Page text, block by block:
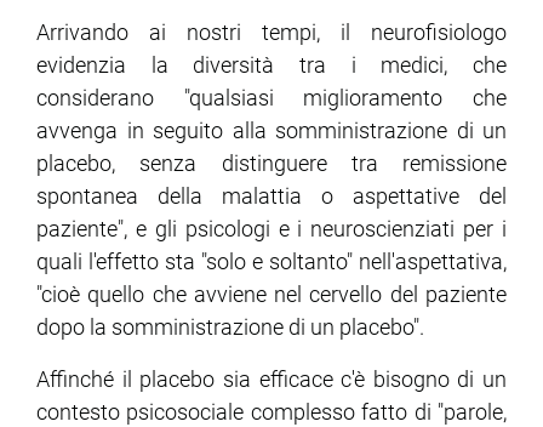
Arrivando ai nostri tempi, il neurofisiologo
evidenzia la diversità tra i medici, che
considerano "qualsiasi miglioramento che
avvenga in seguito alla somministrazione di un
placebo, senza distinguere tra remissione
spontanea della malattia o aspettative del
paziente", e gli psicologi e i neuroscienziati per i
quali l'effetto sta "solo e soltanto" nell'aspettativa,
"cioè quello che avviene nel cervello del paziente
dopo la somministrazione di un placebo".
Affinché il placebo sia efficace c'è bisogno di un
contesto psicosociale complesso fatto di "parole,